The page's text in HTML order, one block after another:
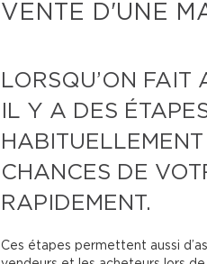
VENTE D'UNE
LORSQU’ON FAIT
IL Y A DES
CHANCES DE
RAPIDEMENT.
Ces étapes permettent aussi